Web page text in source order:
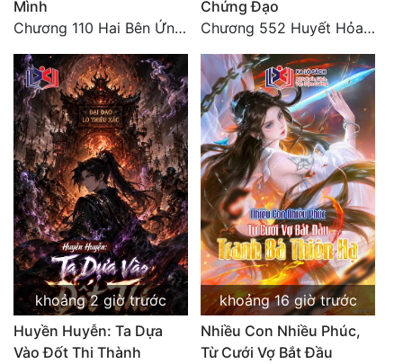
Quân Sự
Sảng Văn
Sắc
Sủng
Thanh Xuân
Tiên Hiệp
Tiểu Thuyết
Trinh Thám
Triều Đấu
Trùng Sinh
Mình
Chương 110 Hai Bên Ứng Phó
Chứng Đạo
Chương 552 Huyết Hỏa Độn Hư, nhân quả chưa dứt
khoảng 2 giờ trước
Huyền Huyễn: Ta Dựa
Vào Đốt Thi Thành
khoảng 16 giờ trước
Nhiều Con Nhiều Phúc,
Từ Cưới Vợ Bắt Đầu